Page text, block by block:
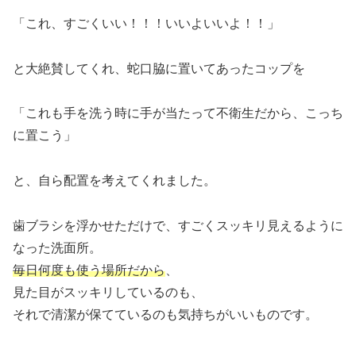
「これ、すごくいい！！！いいよいいよ！！」
と大絶賛してくれ、蛇口脇に置いてあったコップを
「これも手を洗う時に手が当たって不衛生だから、こっち
に置こう」
と、自ら配置を考えてくれました。
歯ブラシを浮かせただけで、すごくスッキリ見えるように
なった洗面所。
毎日何度も使う場所だから
見た目がスッキリしているのも、
それで清潔が保てているのも気持ちがいいものです。